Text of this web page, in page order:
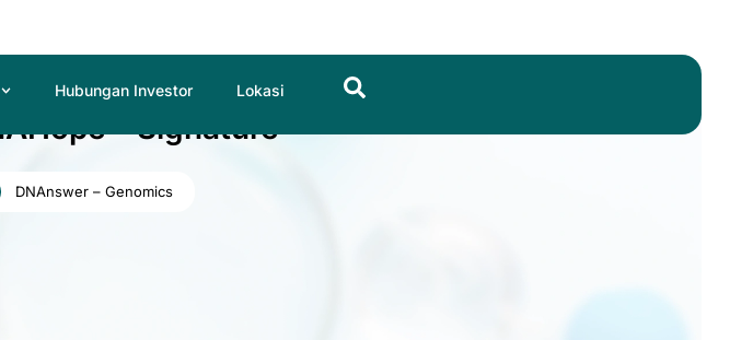
Hubungan Investor Lokasi
– Signature
DNAnswer – Genomics